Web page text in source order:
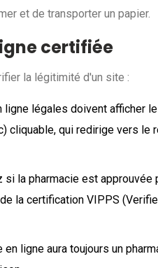
et de transporter un papier.
certifiée
la légitimité d'un site :
ligne légales doivent afficher
cliquable, qui redirige vers le
si la pharmacie est approuvée
la certification VIPPS
en ligne aura toujours un